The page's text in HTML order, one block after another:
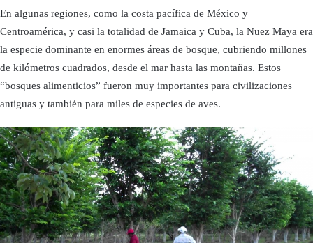
En algunas regiones, como la costa pacífica de México y
Centroamérica, y casi la totalidad de Jamaica y Cuba, la Nuez Maya era
la especie dominante en enormes áreas de bosque, cubriendo millones
de kilómetros cuadrados, desde el mar hasta las montañas. Estos
“bosques alimenticios” fueron muy importantes para civilizaciones
antiguas y también para miles de especies de aves.